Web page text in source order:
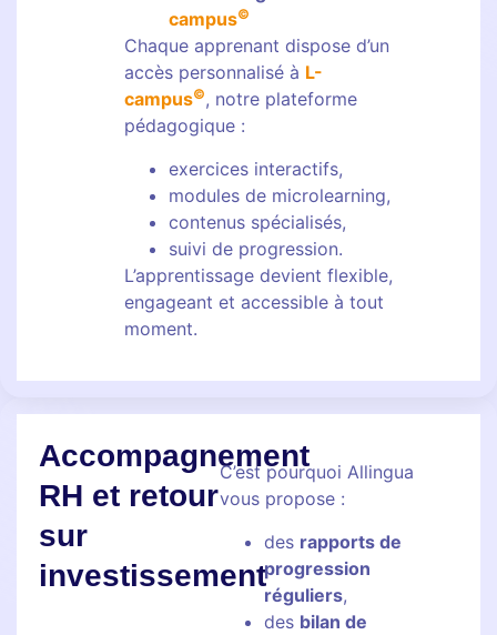
campus©
Chaque apprenant dispose d’un
accès personnalisé à L-
campus©, notre plateforme
pédagogique :
exercices interactifs,
modules de microlearning,
contenus spécialisés,
suivi de progression.
L’apprentissage devient flexible,
engageant et accessible à tout
moment.
Accompagnement
RH et retour
sur
investissement
C’est pourquoi Allingua
vous propose :
des rapports de
progression
réguliers,
des bilan de